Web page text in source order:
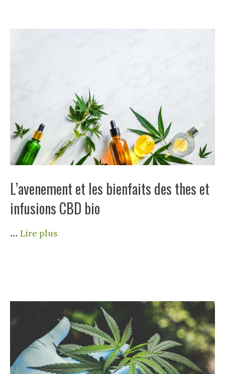
L’avenement et les bienfaits des thes et
infusions CBD bio
… Lire plus